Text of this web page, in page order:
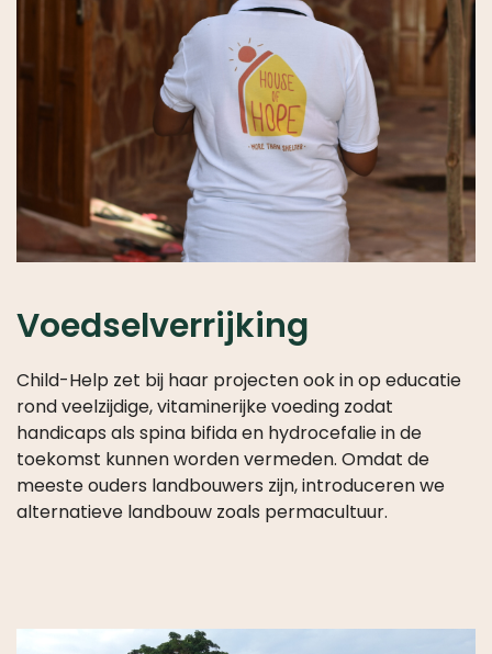
Voedselverrijking
Child-Help zet bij haar projecten ook in op educatie
rond veelzijdige, vitaminerijke voeding zodat
handicaps als spina bifida en hydrocefalie in de
toekomst kunnen worden vermeden. Omdat de
meeste ouders landbouwers zijn, introduceren we
alternatieve landbouw zoals permacultuur.